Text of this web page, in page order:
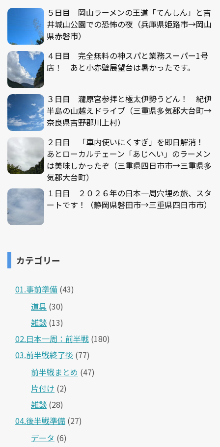
５日目 岡山ラーメンの王道「てんしん」と吉
井城山公園での恐怖の夜（兵庫県姫路市→岡山
県赤磐市）
４日目 完全無料の神スパと業務スーパー1号
店！ あと小赤壁展望台は暑かったです。
３日目 瀧原宮参拝と極太伊勢うどん！ 紀伊
半島の山越えドライブ（三重県多気郡大台町→
奈良県吉野郡川上村）
２日目 「車内使いにくすぎ」を即日解消！
あとローカルチェーン「あじへい」のラーメン
は美味しかったぞ（三重県四日市市→三重県多
気郡大台町）
１日目 ２０２６年の日本一周穴埋め旅、スタ
ートです！（静岡県磐田市→三重県四日市市）
カテゴリー
01.事前準備 (43)
道具 (30)
雑談 (13)
02.日本一周：前半戦 (180)
03.前半戦終了後 (77)
前半戦まとめ (47)
片付け (2)
雑談 (28)
04.後半戦準備 (27)
データ (6)